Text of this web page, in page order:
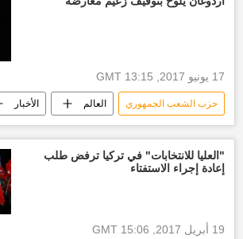
17 يونيو 2017, 13:15 GMT
حزب الشعب الجمهوري العالم الأخبار
زعيم معارضة البرلمان التركي
أخبار تركيا اليوم رجب طيب أردوغان
"العليا للانتخابات" في تركيا ترفض طلب
إعادة إجراء الاستفتاء
19 أبريل 2017, 15:06 GMT